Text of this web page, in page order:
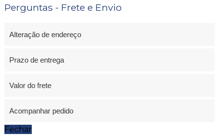
Perguntas - Frete e Envio
Alteração de endereço
Prazo de entrega
Valor do frete
Acompanhar pedido
Fechar